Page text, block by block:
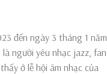
đến ngày 3 tháng 1 năm
người yêu nhạc jazz, fan
ở lễ hội âm nhạc của